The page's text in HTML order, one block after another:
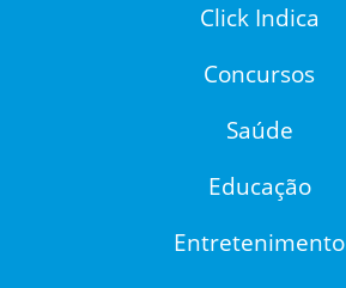
Click Indica
Concursos
Saúde
Educação
Entretenimento